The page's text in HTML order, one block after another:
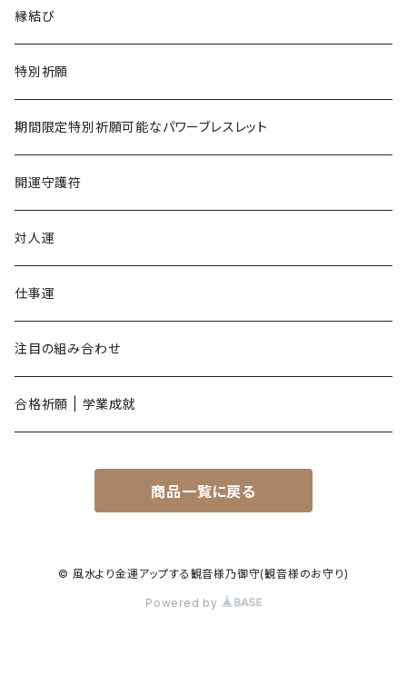
恋愛でライバルに勝ちたい
辰年
巳年
午年
未年
申年
酉年
戌年
亥年
縁結び
特別祈願
期間限定特別祈願可能なパワーブレスレット
開運守護符
対人運
仕事運
注目の組み合わせ
合格祈願 | 学業成就
商品一覧に戻る
© 風水より金運アップする観音様乃御守(観音様のお守り)
Powered by